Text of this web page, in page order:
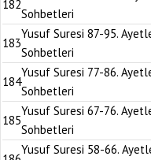
182
Sohbetleri
183
Yusuf Suresi 87-95.
Sohbetleri
184
Yusuf Suresi 77-86.
Sohbetleri
185
Yusuf Suresi 67-76.
Sohbetleri
Yusuf Suresi 58-66.